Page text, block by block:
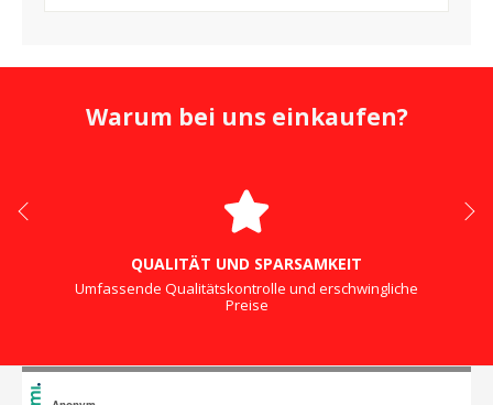
Warum bei uns einkaufen?
QUALITÄT UND SPARSAMKEIT
Umfassende Qualitätskontrolle und erschwingliche
Preise